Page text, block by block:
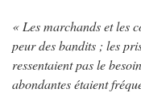
« Les marchands et les
peur des bandits ; les
ressentaient pas le
abondantes étaient